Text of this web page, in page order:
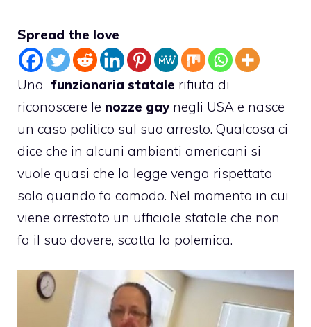
Spread the love
Una funzionaria statale rifiuta di
riconoscere le nozze gaynegli USA e nasce
un caso politico sul suo arresto. Qualcosa ci
dice che in alcuni ambienti americani si
vuole quasi che la legge venga rispettata
solo quando fa comodo. Nel momento in cui
viene arrestato un ufficiale statale che non
fa il suo dovere, scatta la polemica.